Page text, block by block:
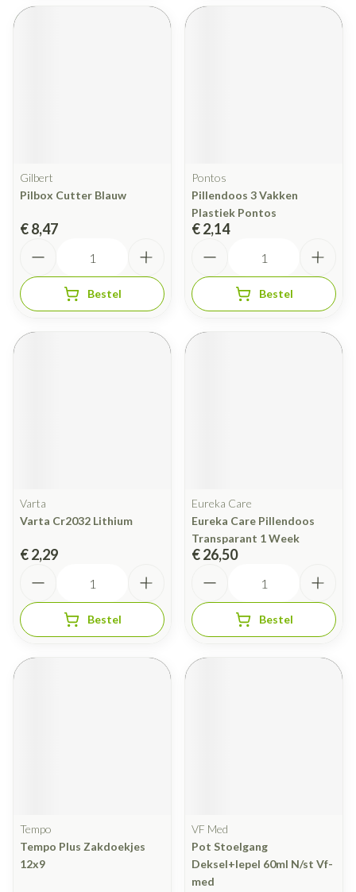
Gilbert
Pilbox Cutter Blauw
€ 8,47
Bestel
Pontos
Pillendoos 3 Vakken
Plastiek Pontos
€ 2,14
Bestel
Varta
Varta Cr2032 Lithium
€ 2,29
Bestel
Eureka Care
Eureka Care Pillendoos
Transparant 1 Week
€ 26,50
Bestel
Tempo
Tempo Plus Zakdoekjes
12x9
VF Med
Pot Stoelgang
Deksel+lepel 60ml N/st Vf-
med